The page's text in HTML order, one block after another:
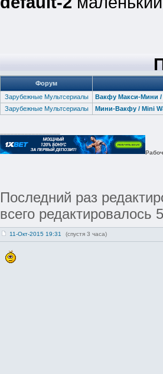
Форум
Зарубежные Мультсериалы
Вакфу Макси-Мини /
Зарубежные Мультсериалы
Мини-Вакфу / Мini
Последний раз
всего редактировалось
11-Окт-2015 19:31 (спустя 3 часа)